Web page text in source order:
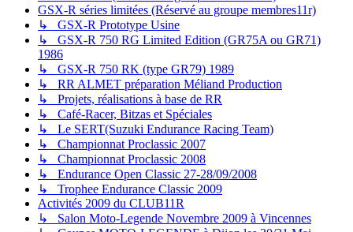
GSX-R séries limitées (Réservé au groupe membres11r)
↳ GSX-R Prototype Usine
↳ GSX-R 750 RG Limited Edition (GR75A ou GR71)
1986
↳ GSX-R 750 RK (type GR79) 1989
↳ RR ALMET préparation Méliand Production
↳ Projets, réalisations à base de RR
↳ Café-Racer, Bitzas et Spéciales
↳ Le SERT(Suzuki Endurance Racing Team)
↳ Championnat Proclassic 2007
↳ Championnat Proclassic 2008
↳ Endurance Open Classic 27-28/09/2008
↳ Trophee Endurance Classic 2009
Activités 2009 du CLUB11R
↳ Salon Moto-Legende Novembre 2009 à Vincennes